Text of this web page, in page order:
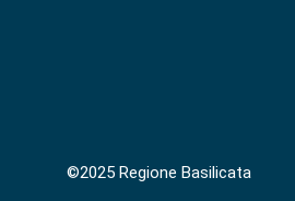
©2025 Regione Basilicata